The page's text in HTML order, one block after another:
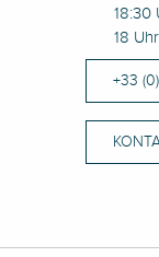
18:30
18
+33